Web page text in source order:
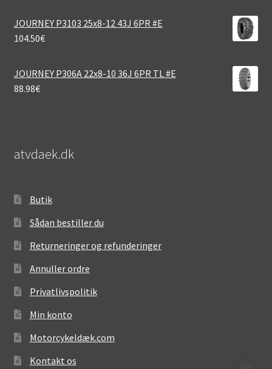
JOURNEY P3103 25x8-12 43J 6PR #E
104.50€
JOURNEY P306A 22x8-10 36J 6PR TL #E
88.98€
atvdaek.dk
Butik
Sådan bestiller du
Returneringer og refunderinger
Annuller ordre
Privatlivspolitik
Min konto
Motorcykeldæk.com
Kontakt os